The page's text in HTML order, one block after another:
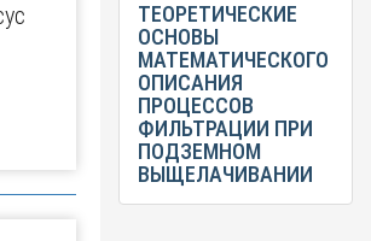
ТЕОРЕТИЧЕСКИЕ
ОСНОВЫ
МАТЕМАТИЧЕСКОГО
ОПИСАНИЯ
ПРОЦЕССОВ
ФИЛЬТРАЦИИ ПРИ
ПОДЗЕМНОМ
ВЫЩЕЛАЧИВАНИИ